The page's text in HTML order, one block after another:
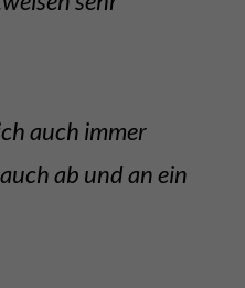
auch immer
ab und an ein